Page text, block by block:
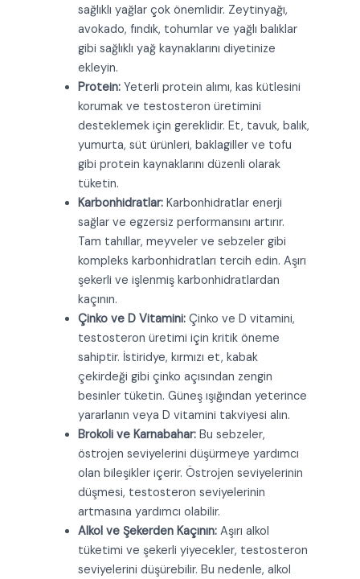
sağlıklı yağlar çok önemlidir. Zeytinyağı,
avokado, fındık, tohumlar ve yağlı balıklar
gibi sağlıklı yağ kaynaklarını diyetinize
ekleyin.
Protein:Yeterli protein alımı, kas kütlesini
korumak ve testosteron üretimini
desteklemek için gereklidir. Et, tavuk, balık,
yumurta, süt ürünleri, baklagiller ve tofu
gibi protein kaynaklarını düzenli olarak
tüketin.
Karbonhidratlar:Karbonhidratlar enerji
sağlar ve egzersiz performansını artırır.
Tam tahıllar, meyveler ve sebzeler gibi
kompleks karbonhidratları tercih edin. Aşırı
şekerli ve işlenmiş karbonhidratlardan
kaçının.
Çinko ve D Vitamini:Çinko ve D vitamini,
testosteron üretimi için kritik öneme
sahiptir. İstiridye, kırmızı et, kabak
çekirdeği gibi çinko açısından zengin
besinler tüketin. Güneş ışığından yeterince
yararlanın veya D vitamini takviyesi alın.
Brokoli ve Karnabahar:Bu sebzeler,
östrojen seviyelerini düşürmeye yardımcı
olan bileşikler içerir. Östrojen seviyelerinin
düşmesi, testosteron seviyelerinin
artmasına yardımcı olabilir.
Alkol ve Şekerden Kaçının:Aşırı alkol
tüketimi ve şekerli yiyecekler, testosteron
seviyelerini düşürebilir. Bu nedenle, alkol